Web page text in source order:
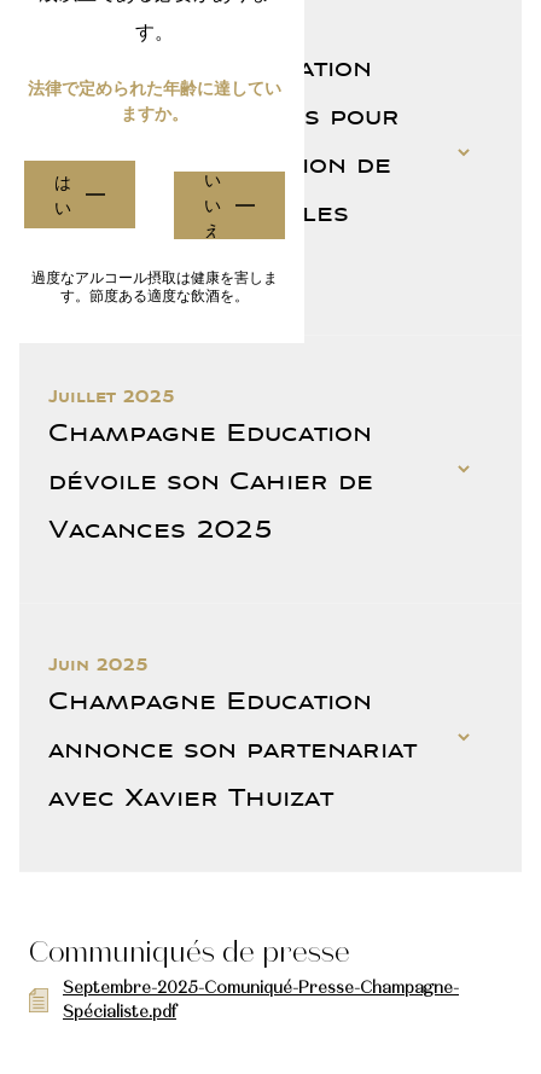
す。
法律で定められた年齢に達してい
ますか。
は
い
い
い
え
過度なアルコール摂取は健康を害しま
す。節度ある適度な飲酒を。
Septembre 2025
Champagne Education
dévoile 6 conseils pour
réussir sa sélection de
champagne pour les
Juillet 2025
Champagne Education
dévoile son Cahier de
Vacances 2025
Juin 2025
Champagne Education
annonce son partenariat
avec Xavier Thuizat
Communiqués de presse
Septembre-2025-Comuniqué-Presse-Champagne-
Spécialiste.pdf